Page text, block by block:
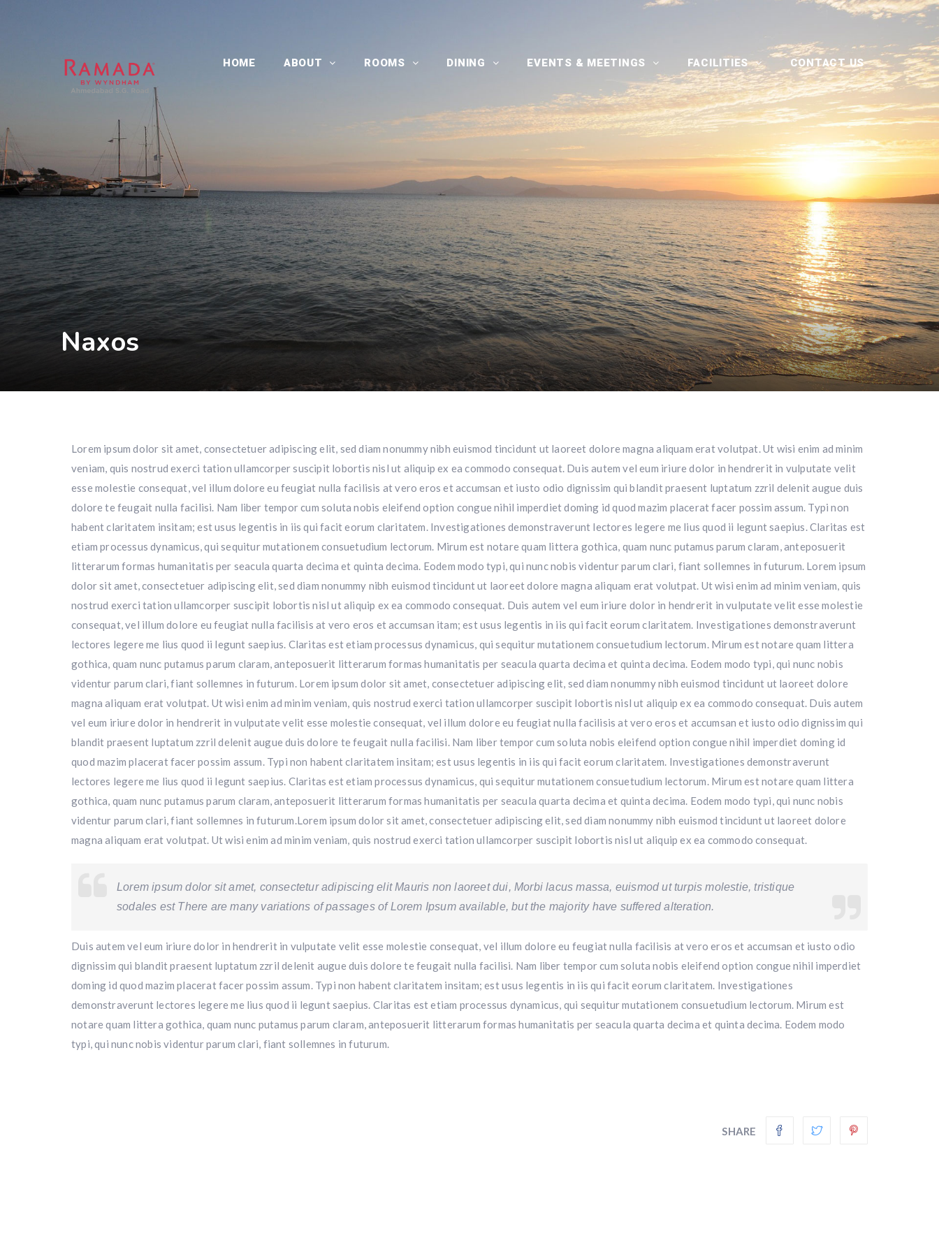
HOME ABOUT ROOMS DINING EVENTS & MEETINGS FACILITIES CONTACT US
Naxos
Lorem ipsum dolor sit amet, consectetuer adipiscing elit, sed diam nonummy nibh euismod tincidunt ut laoreet dolore magna aliquam erat volutpat. Ut wisi enim ad minim
veniam, quis nostrud exerci tation ullamcorper suscipit lobortis nisl ut aliquip ex ea commodo consequat. Duis autem vel eum iriure dolor in hendrerit in vulputate velit
esse molestie consequat, vel illum dolore eu feugiat nulla facilisis at vero eros et accumsan et iusto odio dignissim qui blandit praesent luptatum zzril delenit augue duis
dolore te feugait nulla facilisi. Nam liber tempor cum soluta nobis eleifend option congue nihil imperdiet doming id quod mazim placerat facer possim assum. Typi non
habent claritatem insitam; est usus legentis in iis qui facit eorum claritatem. Investigationes demonstraverunt lectores legere me lius quod ii legunt saepius. Claritas est
etiam processus dynamicus, qui sequitur mutationem consuetudium lectorum. Mirum est notare quam littera gothica, quam nunc putamus parum claram, anteposuerit
litterarum formas humanitatis per seacula quarta decima et quinta decima. Eodem modo typi, qui nunc nobis videntur parum clari, fiant sollemnes in futurum. Lorem ipsum
dolor sit amet, consectetuer adipiscing elit, sed diam nonummy nibh euismod tincidunt ut laoreet dolore magna aliquam erat volutpat. Ut wisi enim ad minim veniam, quis
nostrud exerci tation ullamcorper suscipit lobortis nisl ut aliquip ex ea commodo consequat. Duis autem vel eum iriure dolor in hendrerit in vulputate velit esse molestie
consequat, vel illum dolore eu feugiat nulla facilisis at vero eros et accumsan itam; est usus legentis in iis qui facit eorum claritatem. Investigationes demonstraverunt
lectores legere me lius quod ii legunt saepius. Claritas est etiam processus dynamicus, qui sequitur mutationem consuetudium lectorum. Mirum est notare quam littera
gothica, quam nunc putamus parum claram, anteposuerit litterarum formas humanitatis per seacula quarta decima et quinta decima. Eodem modo typi, qui nunc nobis
videntur parum clari, fiant sollemnes in futurum. Lorem ipsum dolor sit amet, consectetuer adipiscing elit, sed diam nonummy nibh euismod tincidunt ut laoreet dolore
magna aliquam erat volutpat. Ut wisi enim ad minim veniam, quis nostrud exerci tation ullamcorper suscipit lobortis nisl ut aliquip ex ea commodo consequat. Duis autem
vel eum iriure dolor in hendrerit in vulputate velit esse molestie consequat, vel illum dolore eu feugiat nulla facilisis at vero eros et accumsan et iusto odio dignissim qui
blandit praesent luptatum zzril delenit augue duis dolore te feugait nulla facilisi. Nam liber tempor cum soluta nobis eleifend option congue nihil imperdiet doming id
quod mazim placerat facer possim assum. Typi non habent claritatem insitam; est usus legentis in iis qui facit eorum claritatem. Investigationes demonstraverunt
lectores legere me lius quod ii legunt saepius. Claritas est etiam processus dynamicus, qui sequitur mutationem consuetudium lectorum. Mirum est notare quam littera
gothica, quam nunc putamus parum claram, anteposuerit litterarum formas humanitatis per seacula quarta decima et quinta decima. Eodem modo typi, qui nunc nobis
videntur parum clari, fiant sollemnes in futurum.Lorem ipsum dolor sit amet, consectetuer adipiscing elit, sed diam nonummy nibh euismod tincidunt ut laoreet dolore
magna aliquam erat volutpat. Ut wisi enim ad minim veniam, quis nostrud exerci tation ullamcorper suscipit lobortis nisl ut aliquip ex ea commodo consequat.
Lorem ipsum dolor sit amet, consectetur adipiscing elit Mauris non laoreet dui, Morbi lacus massa, euismod ut turpis molestie, tristique
sodales est There are many variations of passages of Lorem Ipsum available, but the majority have suffered alteration.
Duis autem vel eum iriure dolor in hendrerit in vulputate velit esse molestie consequat, vel illum dolore eu feugiat nulla facilisis at vero eros et accumsan et iusto odio
dignissim qui blandit praesent luptatum zzril delenit augue duis dolore te feugait nulla facilisi. Nam liber tempor cum soluta nobis eleifend option congue nihil imperdiet
doming id quod mazim placerat facer possim assum. Typi non habent claritatem insitam; est usus legentis in iis qui facit eorum claritatem. Investigationes
demonstraverunt lectores legere me lius quod ii legunt saepius. Claritas est etiam processus dynamicus, qui sequitur mutationem consuetudium lectorum. Mirum est
notare quam littera gothica, quam nunc putamus parum claram, anteposuerit litterarum formas humanitatis per seacula quarta decima et quinta decima. Eodem modo
typi, qui nunc nobis videntur parum clari, fiant sollemnes in futurum.
SHARE